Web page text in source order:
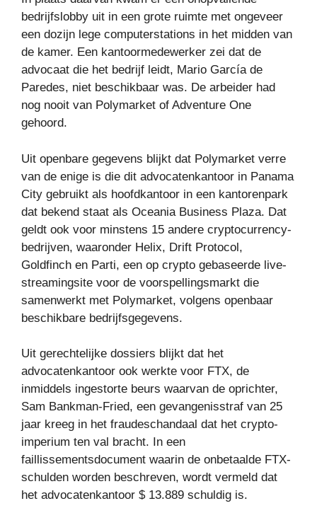
bedrijfslobby uit in een grote ruimte met ongeveer
een dozijn lege computerstations in het midden van
de kamer. Een kantoormedewerker zei dat de
advocaat die het bedrijf leidt, Mario García de
Paredes, niet beschikbaar was. De arbeider had
nog nooit van Polymarket of Adventure One
gehoord.
Uit openbare gegevens blijkt dat Polymarket verre
van de enige is die dit advocatenkantoor in Panama
City gebruikt als hoofdkantoor in een kantorenpark
dat bekend staat als Oceania Business Plaza. Dat
geldt ook voor minstens 15 andere cryptocurrency-
bedrijven, waaronder Helix, Drift Protocol,
Goldfinch en Parti, een op crypto gebaseerde live-
streamingsite voor de voorspellingsmarkt die
samenwerkt met Polymarket, volgens openbaar
beschikbare bedrijfsgegevens.
Uit gerechtelijke dossiers blijkt dat het
advocatenkantoor ook werkte voor FTX, de
inmiddels ingestorte beurs waarvan de oprichter,
Sam Bankman-Fried, een gevangenisstraf van 25
jaar kreeg in het fraudeschandaal dat het crypto-
imperium ten val bracht. In een
faillissementsdocument waarin de onbetaalde FTX-
schulden worden beschreven, wordt vermeld dat
het advocatenkantoor $ 13.889 schuldig is.